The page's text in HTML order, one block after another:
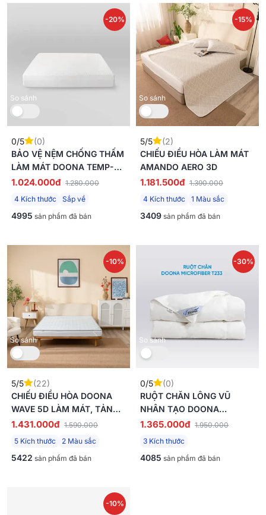
So sánh
-20%
0/5
(0)
BẢO VỆ NỆM CHỐNG THẤM
LÀM MÁT DOONA TEMP-
RITE
1.024.000đ 1.280.000
4 Kích thước
Sắp về
4995 sản phẩm đã bán
So sánh
-15%
5/5
(2)
CHIẾU ĐIỀU HÒA LÀM MÁT
AMANDO AERO 3D
1.181.500đ 1.390.000
4 Kích thước
1 Màu sắc
3409 sản phẩm đã bán
So sánh
-10%
5/5
(22)
CHIẾU ĐIỀU HÒA DOONA
WAVE 5D LÀM MÁT, TẢN
NHIỆT
1.431.000đ 1.590.000
5 Kích thước
2 Màu sắc
5422 sản phẩm đã bán
So sánh
-30%
0/5
(0)
RUỘT CHĂN LÔNG VŨ
NHÂN TẠO DOONA
MICROFIBER ÊM ÁI
1.365.000đ 1.950.000
3 Kích thước
4085 sản phẩm đã bán
-10%